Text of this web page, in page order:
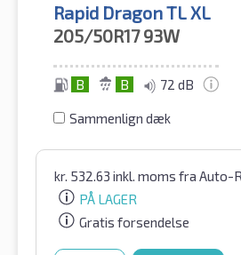
Rapid Dragon TL XL
205/50R17 93W
B B 72 dB
Sammenlign dæk
kr. 532.63 inkl. moms fra Auto-
PÅ LAGER
Gratis forsendelse